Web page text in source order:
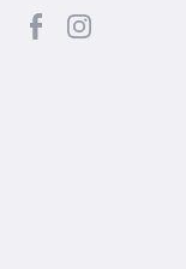
facebook